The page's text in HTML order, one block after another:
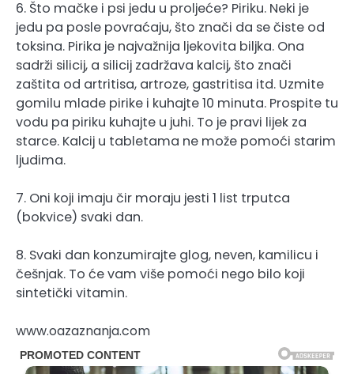
6. Što mačke i psi jedu u proljeće? Piriku. Neki je
jedu pa posle povraćaju, što znači da se čiste od
toksina. Pirika je najvažnija ljekovita biljka. Ona
sadrži silicij, a silicij zadržava kalcij, što znači
zaštita od artritisa, artroze, gastritisa itd. Uzmite
gomilu mlade pirike i kuhajte 10 minuta. Prospite tu
vodu pa piriku kuhajte u juhi. To je pravi lijek za
starce. Kalcij u tabletama ne može pomoći starim
ljudima.
7. Oni koji imaju čir moraju jesti 1 list trputca
(bokvice) svaki dan.
8. Svaki dan konzumirajte glog, neven, kamilicu i
češnjak. To će vam više pomoći nego bilo koji
sintetički vitamin.
www.oazaznanja.com